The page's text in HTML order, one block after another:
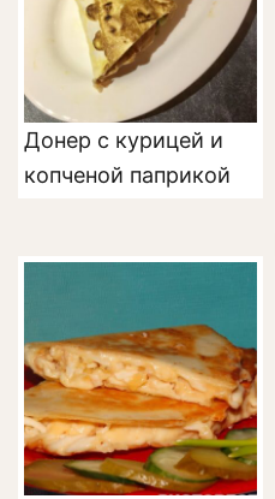
Донер с курицей и
копченой паприкой